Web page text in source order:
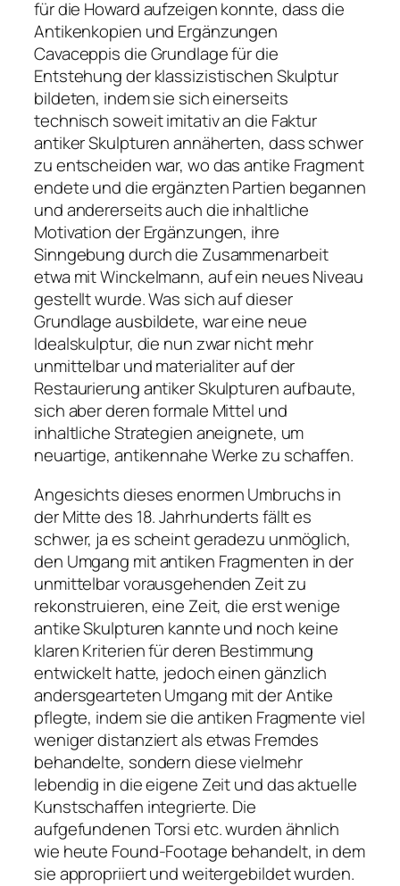
für die Howard aufzeigen konnte, dass die
Antikenkopien und Ergänzungen
Cavaceppis die Grundlage für die
Entstehung der klassizistischen Skulptur
bildeten, indem sie sich einerseits
technisch soweit imitativ an die Faktur
antiker Skulpturen annäherten, dass schwer
zu entscheiden war, wo das antike Fragment
endete und die ergänzten Partien begannen
und andererseits auch die inhaltliche
Motivation der Ergänzungen, ihre
Sinngebung durch die Zusammenarbeit
etwa mit Winckelmann, auf ein neues Niveau
gestellt wurde. Was sich auf dieser
Grundlage ausbildete, war eine neue
Idealskulptur, die nun zwar nicht mehr
unmittelbar und materialiter auf der
Restaurierung antiker Skulpturen aufbaute,
sich aber deren formale Mittel und
inhaltliche Strategien aneignete, um
neuartige, antikennahe Werke zu schaffen.
Angesichts dieses enormen Umbruchs in
der Mitte des 18. Jahrhunderts fällt es
schwer, ja es scheint geradezu unmöglich,
den Umgang mit antiken Fragmenten in der
unmittelbar vorausgehenden Zeit zu
rekonstruieren, eine Zeit, die erst wenige
antike Skulpturen kannte und noch keine
klaren Kriterien für deren Bestimmung
entwickelt hatte, jedoch einen gänzlich
andersgearteten Umgang mit der Antike
pflegte, indem sie die antiken Fragmente viel
weniger distanziert als etwas Fremdes
behandelte, sondern diese vielmehr
lebendig in die eigene Zeit und das aktuelle
Kunstschaffen integrierte. Die
aufgefundenen Torsi etc. wurden ähnlich
wie heute Found-Footage behandelt, in dem
sie appropriiert und weitergebildet wurden.